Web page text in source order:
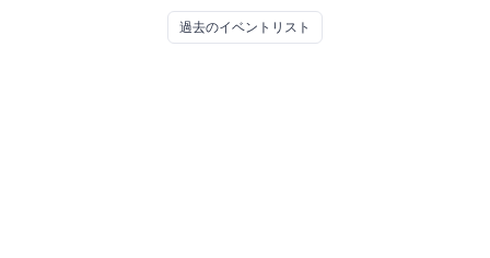
株式会社アイディーエス オフィス
過去のイベントリスト